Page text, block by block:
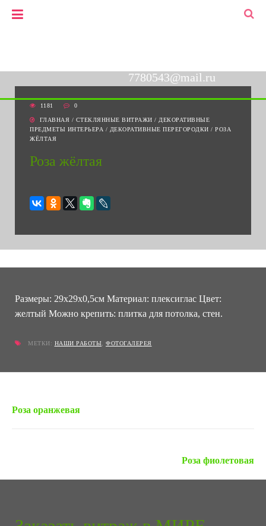
7780543@mail.ru
1181 0
ГЛАВНАЯ / СТЕКЛЯННЫЕ ВИТРАЖИ / ДЕКОРАТИВНЫЕ
ПРЕДМЕТЫ ИНТЕРЬЕРА / ДЕКОРАТИВНЫЕ ПЕРЕГОРОДКИ / РОЗА
ЖЁЛТАЯ
Роза жёлтая
Размеры: 29х29х0,5см Материал: плексиглас Цвет:
желтый Можно крепить: плитка для потолка, стен.
МЕТКИ: НАШИ РАБОТЫ ФОТОГАЛЕРЕЯ
Роза оранжевая
Роза фиолетовая